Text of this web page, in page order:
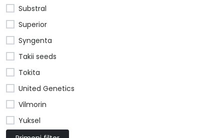
Substral
Superior
Syngenta
Takii seeds
Tokita
United Genetics
Vilmorin
Yuksel